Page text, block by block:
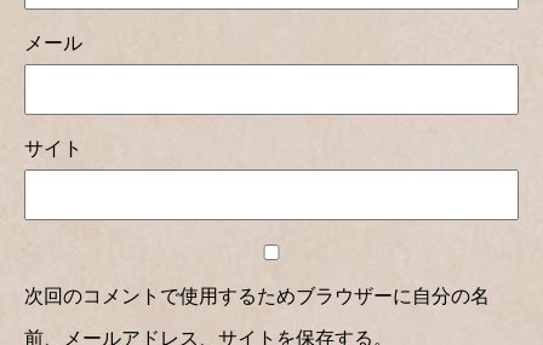
メール
サイト
次回のコメントで使用するためブラウザーに自分の名
前、メールアドレス、サイトを保存する。